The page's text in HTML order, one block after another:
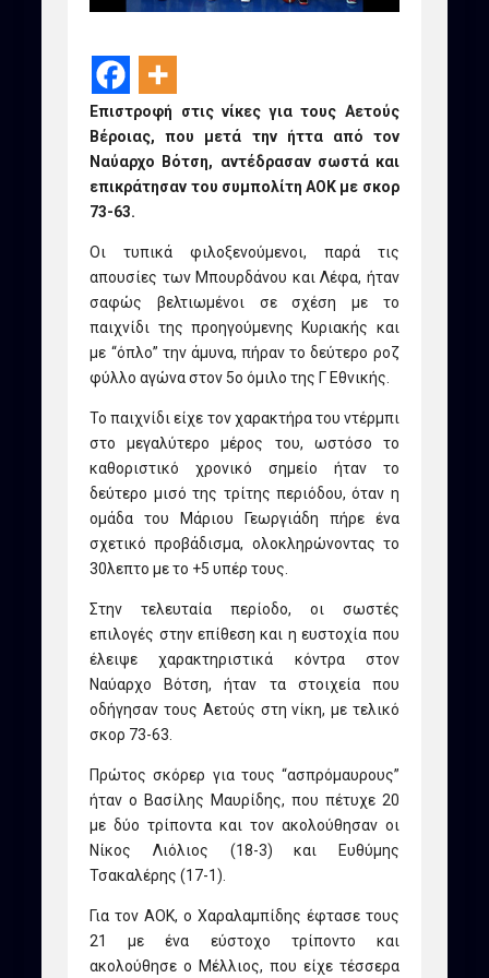
Επιστροφή στις νίκες για τους Αετούς
Βέροιας, που μετά την ήττα από τον
Ναύαρχο Βότση, αντέδρασαν σωστά και
επικράτησαν του συμπολίτη ΑΟΚ με σκορ
73-63.
Οι τυπικά φιλοξενούμενοι, παρά τις
απουσίες των Μπουρδάνου και Λέφα, ήταν
σαφώς βελτιωμένοι σε σχέση με το
παιχνίδι της προηγούμενης Κυριακής και
με “όπλο” την άμυνα, πήραν το δεύτερο ροζ
φύλλο αγώνα στον 5ο όμιλο της Γ Εθνικής.
Το παιχνίδι είχε τον χαρακτήρα του ντέρμπι
στο μεγαλύτερο μέρος του, ωστόσο το
καθοριστικό χρονικό σημείο ήταν το
δεύτερο μισό της τρίτης περιόδου, όταν η
ομάδα του Μάριου Γεωργιάδη πήρε ένα
σχετικό προβάδισμα, ολοκληρώνοντας το
30λεπτο με το +5 υπέρ τους.
Στην τελευταία περίοδο, οι σωστές
επιλογές στην επίθεση και η ευστοχία που
έλειψε χαρακτηριστικά κόντρα στον
Ναύαρχο Βότση, ήταν τα στοιχεία που
οδήγησαν τους Αετούς στη νίκη, με τελικό
σκορ 73-63.
Πρώτος σκόρερ για τους “ασπρόμαυρους”
ήταν ο Βασίλης Μαυρίδης, που πέτυχε 20
με δύο τρίποντα και τον ακολούθησαν οι
Νίκος Λιόλιος (18-3) και Ευθύμης
Τσακαλέρης (17-1).
Για τον ΑΟΚ, ο Χαραλαμπίδης έφτασε τους
21 με ένα εύστοχο τρίποντο και
ακολούθησε ο Μέλλιος, που είχε τέσσερα